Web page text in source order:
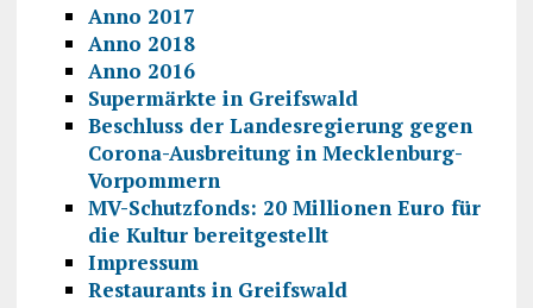
Anno 2017
Anno 2018
Anno 2016
Supermärkte in Greifswald
Beschluss der Landesregierung gegen
Corona-Ausbreitung in Mecklenburg-
Vorpommern
MV-Schutzfonds: 20 Millionen Euro für
die Kultur bereitgestellt
Impressum
Restaurants in Greifswald